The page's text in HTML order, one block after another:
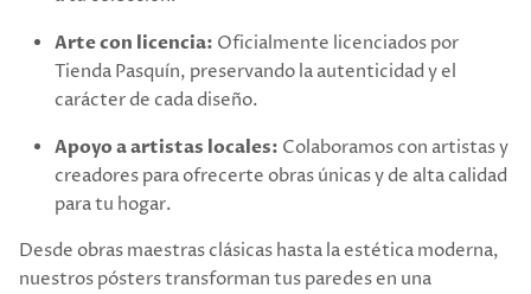
Arte con licencia: Oficialmente licenciados por
Tienda Pasquín, preservando la autenticidad y el
carácter de cada diseño.
Apoyo a artistas locales: Colaboramos con artistas y
creadores para ofrecerte obras únicas y de alta calidad
para tu hogar.
Desde obras maestras clásicas hasta la estética moderna,
nuestros pósters transforman tus paredes en una